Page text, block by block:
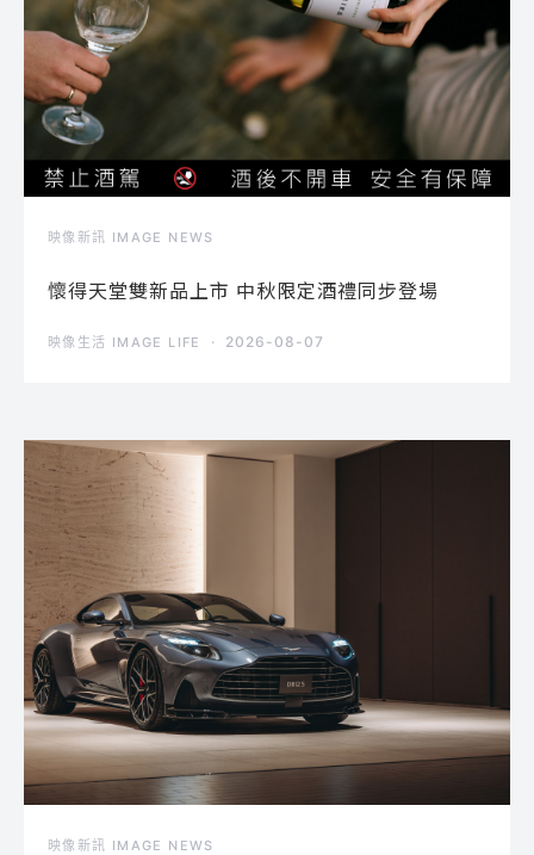
映像新訊 IMAGE NEWS
懷得天堂雙新品上市 中秋限定酒禮同步登場
映像生活 IMAGE LIFE 2026-08-07
映像新訊 IMAGE NEWS